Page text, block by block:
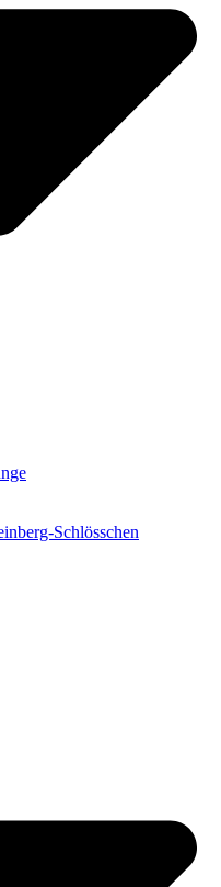
Schlösschen